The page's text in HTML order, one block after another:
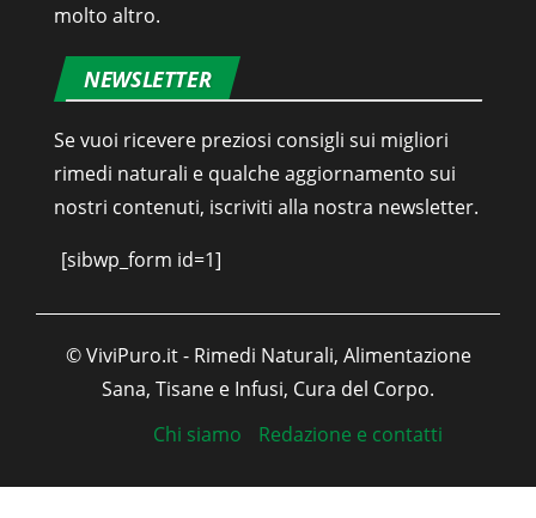
molto altro.
NEWSLETTER
Se vuoi ricevere preziosi consigli sui migliori
rimedi naturali e qualche aggiornamento sui
nostri contenuti, iscriviti alla nostra newsletter.
[sibwp_form id=1]
© ViviPuro.it - Rimedi Naturali, Alimentazione
Sana, Tisane e Infusi, Cura del Corpo.
Chi siamo
Redazione e contatti